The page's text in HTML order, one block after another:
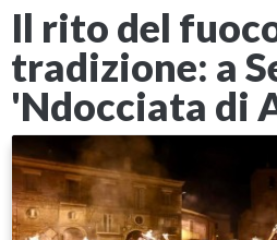
Il rito del
tradizione: a
'Ndocciata di